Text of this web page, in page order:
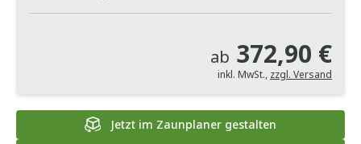
ab 372,90 €
inkl. MwSt., zzgl. Versand
Jetzt im Zaunplaner gestalten